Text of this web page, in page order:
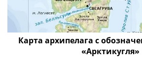
Личности
Мультипликация
События
Серебряные
Карта архипелага с
«Арктикугля»